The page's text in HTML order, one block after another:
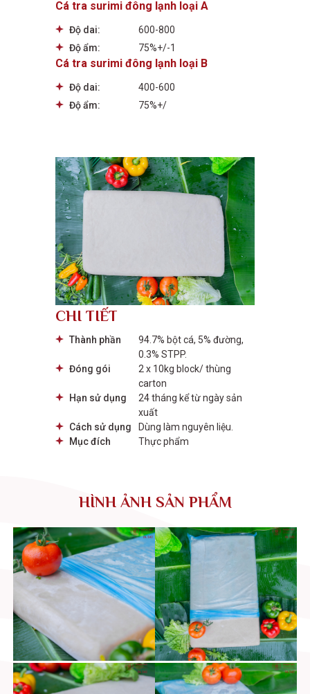
Cá tra surimi đông lạnh loại A
Độ dai:
600-800
Độ ẩm:
75%+/-1
Cá tra surimi đông lạnh loại B
Độ dai:
400-600
Độ ẩm:
75%+/
CHI TIẾT
Thành phần
94.7% bột cá, 5% đường,
0.3% STPP.
Đóng gói
2 x 10kg block/ thùng
carton
Hạn sử dụng
24 tháng kể từ ngày sản
xuất
Cách sử dụng
Dùng làm nguyên liệu.
Mục đích
Thực phẩm
HÌNH ẢNH SẢN PHẨM